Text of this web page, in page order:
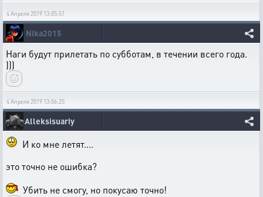
4 Апреля 2019 13:05:51
Nika2015
Наги будут прилетать по субботам, в течении всего года.
)))
4 Апреля 2019 13:06:25
Alleksisuariy
И ко мне летят....
это точно не ошибка?
Убить не смогу, но покусаю точно!